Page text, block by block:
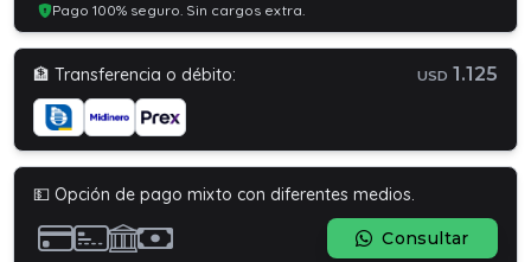
Pago 100% seguro. Sin cargos extra.
🏦 Transferencia o débito: USD 1.125
💵 Opción de pago mixto con diferentes medios.
Consultar